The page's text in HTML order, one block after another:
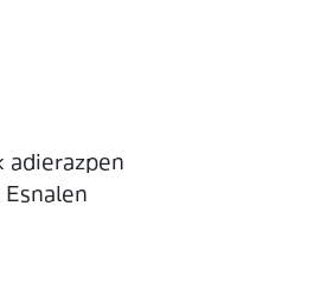
adierazpen